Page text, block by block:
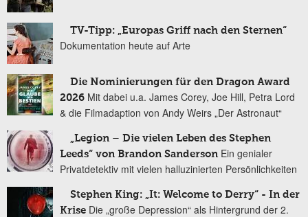
TV-Tipp: „Europas Griff nach den Sternen“
Dokumentation heute auf Arte
Die Nominierungen für den Dragon Award
2026 Mit dabei u.a. James Corey, Joe Hill, Petra Lord
& die Filmadaption von Andy Weirs „Der Astronaut“
„Legion – Die vielen Leben des Stephen
Leeds“ von Brandon Sanderson Ein genialer
Privatdetektiv mit vielen halluzinierten Persönlichkeiten
Stephen King: „It: Welcome to Derry“ - In der
Krise Die „große Depression“ als Hintergrund der 2.